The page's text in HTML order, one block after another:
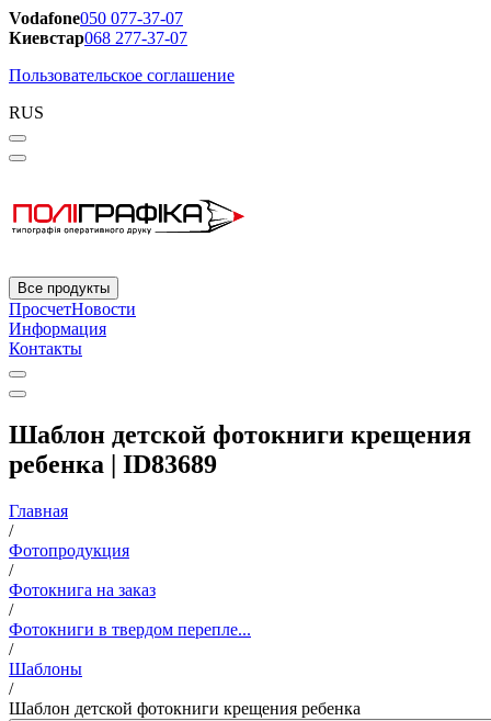
Vodafone050 077-37-07
Киевстар068 277-37-07
Пользовательское соглашение
RUS
Все продукты
ПросчетНовости
Информация
Контакты
Шаблон детской фотокниги крещения
ребенка | ID83689
Главная
/
Фотопродукция
/
Фотокнига на заказ
/
Фотокниги в твердом перепле...
/
Шаблоны
/
Шаблон детской фотокниги крещения ребенка